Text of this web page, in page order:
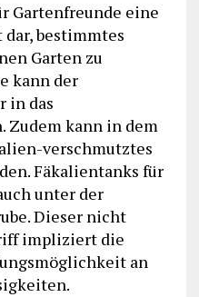
Gartenfreunde eine
bestimmtes
Garten zu
kann der
in das
Zudem kann in dem
verschmutztes
Fäkalientanks für
unter der
Dieser nicht
impliziert die
an